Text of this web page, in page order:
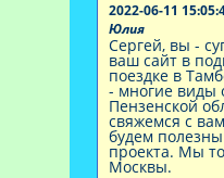
2022-06-11
Юлия
Сергей, вы -
ваш сайт в
поездке в
- многие виды
Пензенской
свяжемся с
будем
проекта. Мы
Москвы.